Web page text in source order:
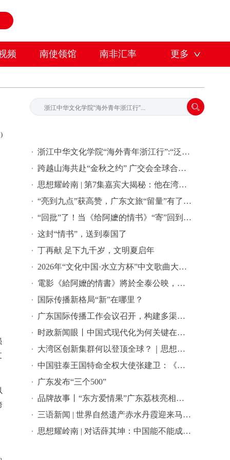
频 南使领馆 南非汇率 更多
浙江中华文化学院“海外青年浙江行”:“泛舟富春江上-寻味中华文脉”中华文化研学之旅活动
跨越山海共赴“金秋之约” 广交会全球合作伙伴签约活动在穗举行
思想耀岭南 | 第7集嘉宾大揭秘：他在湾区批量孵化独角兽企业
“亮到九点”获高赞，广东文旅“留量”有了新密码 | 文旅友好看广东②
“回批”了！当《给阿嬷的情书》“寄”回到故事发生地泰国……
这封“情书”，送到泰国了
丁再献 足下九千岁，文明夏启年
2026年“文化中国·水立方杯”中文歌曲大赛总决赛落幕，选手精彩表现来啦→
電影《給阿嬤的情書》將於全泰公映，導演藍鴻春推薦潮汕美景美食
国际传播新格局“新”在哪里？
广东国际传播工作会议召开，构建多渠道立体式对外传播格局引热议
时政新闻眼丨中国式现代化为何关键在科技现代化？总书记作出战略指引
大湾区创新集群何以登顶全球？｜思想耀岭南
中国驻泰王国特命全权大使张建卫：《给阿嬷的情书》是讲好中国故事的好抓手
广东发布“三个500”
品牌故事丨“东方爱情果”广东荔枝亮相全球农遗遴选答辩会
三语新闻 | 世界自然遗产赤水丹霞迎来马来西亚代表团 ——海外嘉宾点赞世界自然遗产赤水丹霞：这里值得让更多国际游客看见
思想耀岭南 | 对话薛其坤：中国能不能成为世界科学中心？